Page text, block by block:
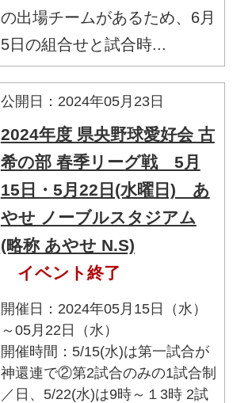
の出場チームがあるため、6月
5日の組合せと試合時...
公開日：2024年05月23日
2024年度 県央野球愛好会 古
希の部 春季リーグ戦 5月
15日・5月22日(水曜日) あ
やせ ノーブルスタジアム
(略称 あやせ N.S)
イベント終了
開催日：2024年05月15日（水）
～05月22日（水）
開催時間：5/15(水)は第一試合が
神還連で②第2試合のみの1試合制
／日、5/22(水)は9時～１3時 2試